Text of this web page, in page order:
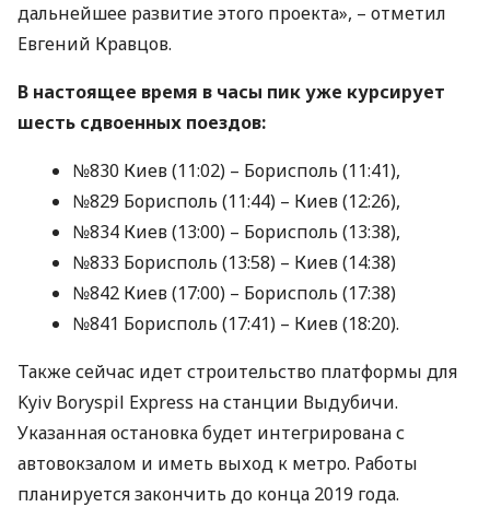
дальнейшее развитие этого проекта», – отметил
Евгений Кравцов.
В настоящее время в часы пик уже курсирует
шесть сдвоенных поездов:
№830 Киев (11:02) – Борисполь (11:41),
№829 Борисполь (11:44) – Киев (12:26),
№834 Киев (13:00) – Борисполь (13:38),
№833 Борисполь (13:58) – Киев (14:38)
№842 Киев (17:00) – Борисполь (17:38)
№841 Борисполь (17:41) – Киев (18:20).
Также сейчас идет строительство платформы для
Kyiv Boryspil Express на станции Выдубичи.
Указанная остановка будет интегрирована с
автовокзалом и иметь выход к метро. Работы
планируется закончить до конца 2019 года.